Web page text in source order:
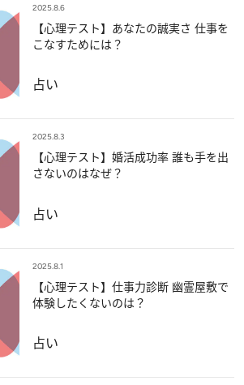
2025.8.6
【心理テスト】あなたの誠実さ 仕事を
こなすためには？
占い
2025.8.3
【心理テスト】婚活成功率 誰も手を出
さないのはなぜ？
占い
2025.8.1
【心理テスト】仕事力診断 幽霊屋敷で
体験したくないのは？
占い